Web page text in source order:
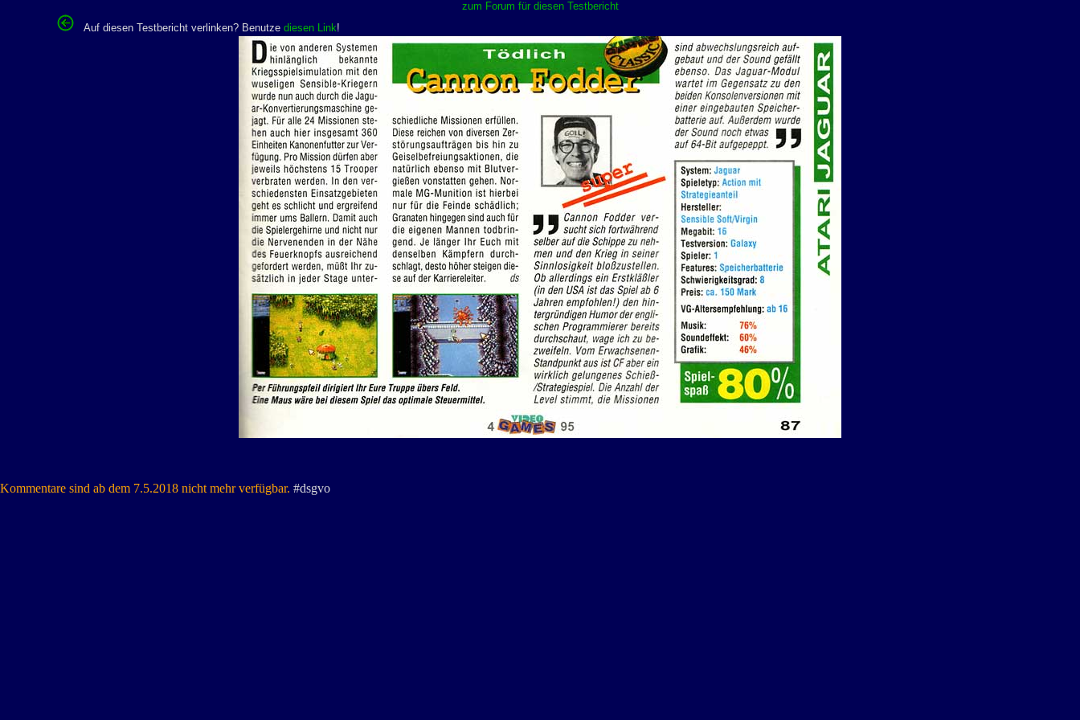
zum Forum für diesen Testbericht
Auf diesen Testbericht verlinken? Benutze diesen Link!
Kommentare sind ab dem 7.5.2018 nicht mehr verfügbar. #dsgvo